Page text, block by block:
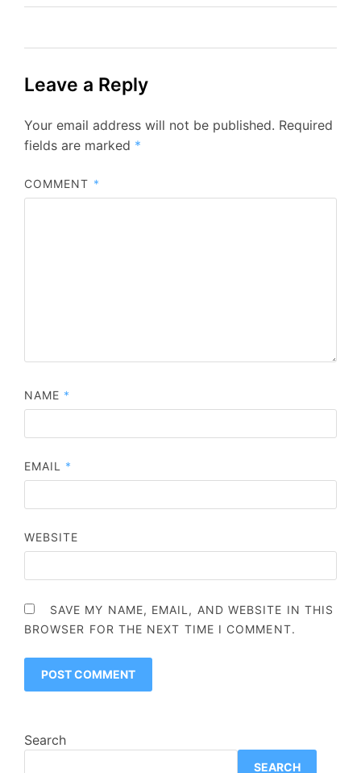
Leave a Reply
Your email address will not be published. Required
fields are marked *
COMMENT *
NAME *
EMAIL *
WEBSITE
SAVE MY NAME, EMAIL, AND WEBSITE IN THIS
BROWSER FOR THE NEXT TIME I COMMENT.
Search
SEARCH